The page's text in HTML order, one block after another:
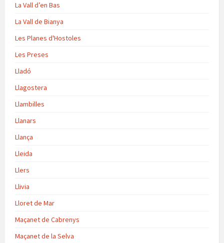
La Vall d’en Bas
La Vall de Bianya
Les Planes d'Hostoles
Les Preses
Lladó
Llagostera
Llambilles
Llanars
Llança
Lleida
Llers
Llivia
Lloret de Mar
Maçanet de Cabrenys
Maçanet de la Selva